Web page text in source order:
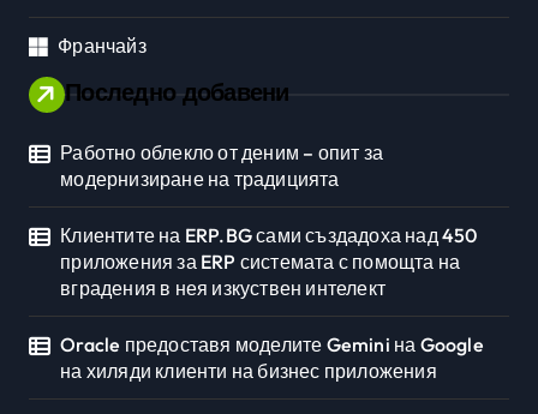
Франчайз
Последно добавени
Работно облекло от деним – опит за
модернизиране на традицията
Клиентите на ERP.BG сами създадоха над 450
приложения за ERP системата с помощта на
вградения в нея изкуствен интелект
Oracle предоставя моделите Gemini на Google
на хиляди клиенти на бизнес приложения